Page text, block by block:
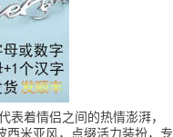
着情侣之间的热情澎湃，
米亚风，点缀活力装扮，专